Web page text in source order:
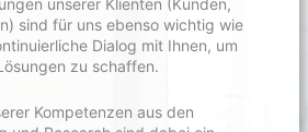
unserer Klienten (Kunden,
sind für uns ebenso wichtig wie
Dialog mit Ihnen, um
zu schaffen.
Kompetenzen aus den